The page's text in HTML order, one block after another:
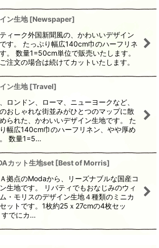
ン生地 [Newspaper]
ィーク外国新聞風の、かわいいデザイン
す。 たっぷり幅広140cm巾のハーフリネ
。 数量1=50cm単位で販売いたします。
注文の場合は続けてカットいたします。
ン生地 [Travel]
ロンドン、ローマ、ニューヨークなど、
おしゃれな街並みがひとつのマップに散
られた、かわいいデザイン生地です。 た
幅広140cm巾のハーフリネン、やや厚め
数量1=5…
カット生地set [Best of Morris]
拠点のModaから、リーズナブルな国産コ
生地です。 リバティでもおなじみのウィ
・モリスのデザイン生地４種類のミニカ
ットです。1枚約25ｘ27cmの4枚セッ
すでにカ…